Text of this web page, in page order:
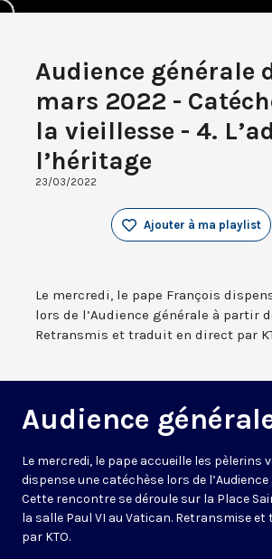
Audience générale
mars 2022 -
la vieillesse - 4.
l’héritage
23/03/2022
Ajouter à ma playlist
Le mercredi, le pape François
lors de l’Audience générale à partir
Retransmis et traduit en direct par
Audience
Le mercredi, le pape accueille les pèlerins
dispense une catéchèse lors de
Cette rencontre se déroule sur la Place
la salle Paul VI au Vatican. Retransmise
par KTO.